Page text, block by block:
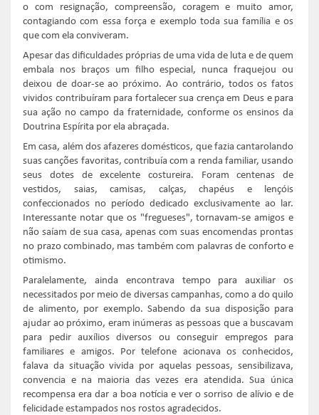
o com resignação, compreensão, coragem e muito amor,
contagiando com essa força e exemplo toda sua família e os
que com ela conviveram.
Apesar das dificuldades próprias de uma vida de luta e de quem
embala nos braços um filho especial, nunca fraquejou ou
deixou de doar-se ao próximo. Ao contrário, todos os fatos
vividos contribuíram para fortalecer sua crença em Deus e para
sua ação no campo da fraternidade, conforme os ensinos da
Doutrina Espírita por ela abraçada.
Em casa, além dos afazeres domésticos, que fazia cantarolando
suas canções favoritas, contribuía com a renda familiar, usando
seus dotes de excelente costureira. Foram centenas de
vestidos, saias, camisas, calças, chapéus e lençóis
confeccionados no período dedicado exclusivamente ao lar.
Interessante notar que os "fregueses", tornavam-se amigos e
não saíam de sua casa, apenas com suas encomendas prontas
no prazo combinado, mas também com palavras de conforto e
otimismo.
Paralelamente, ainda encontrava tempo para auxiliar os
necessitados por meio de diversas campanhas, como a do quilo
de alimento, por exemplo. Sabendo da sua disposição para
ajudar ao próximo, eram inúmeras as pessoas que a buscavam
para pedir auxílios diversos ou conseguir empregos para
familiares e amigos. Por telefone acionava os conhecidos,
falava da situação vivida por aquelas pessoas, sensibilizava,
convencia e na maioria das vezes era atendida. Sua única
recompensa era dar a boa notícia e ver o sorriso de alívio e de
felicidade estampados nos rostos agradecidos.